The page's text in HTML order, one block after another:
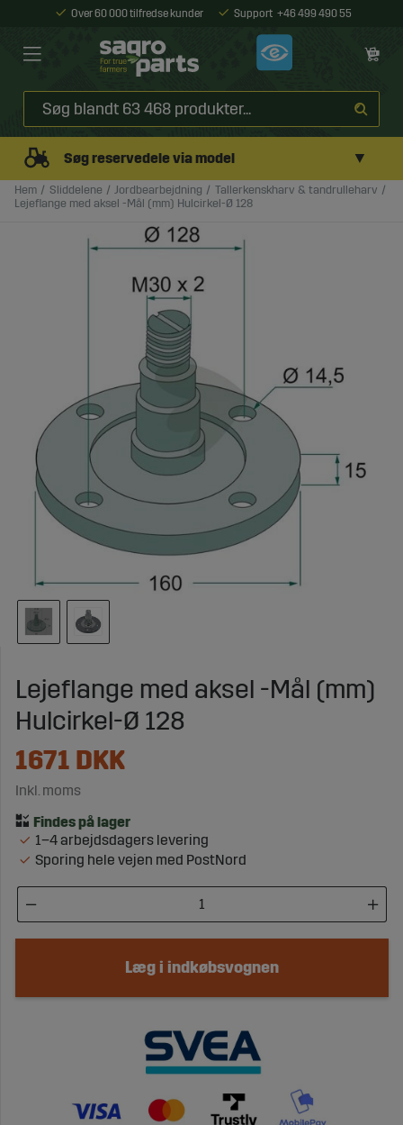
Over 60 000 tilfredse kunder Support +46 499 490 55
Søg reservedele via model ▼
Hem Sliddelene Jordbearbejdning
Tallerkenskharv & tandrulleharv
Lejeflange med aksel -Mål (mm) Hulcirkel-Ø 128
Lejeflange med aksel -Mål (mm)
Hulcirkel-Ø 128
1671 DKK
Inkl. moms
1–4 arbejdsdagers levering
Sporing hele vejen med PostNord
Læg i indkøbsvognen